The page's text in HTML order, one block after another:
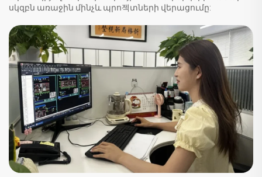
սկզբն առաջին մինչև պրո젝տների վերացումը: